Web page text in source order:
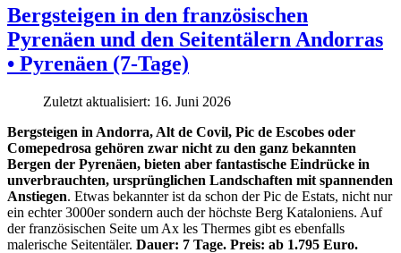
Bergsteigen in den französischen
Pyrenäen und den Seitentälern Andorras
• Pyrenäen (7-Tage)
Zuletzt aktualisiert: 16. Juni 2026
Bergsteigen in Andorra, Alt de Covil, Pic de Escobes oder
Comepedrosa gehören zwar nicht zu den ganz bekannten
Bergen der Pyrenäen, bieten aber fantastische Eindrücke in
unverbrauchten, ursprünglichen Landschaften mit spannenden
Anstiegen. Etwas bekannter ist da schon der Pic de Estats, nicht nur
ein echter 3000er sondern auch der höchste Berg Kataloniens. Auf
der französischen Seite um Ax les Thermes gibt es ebenfalls
malerische Seitentäler. Dauer: 7 Tage. Preis: ab 1.795 Euro.